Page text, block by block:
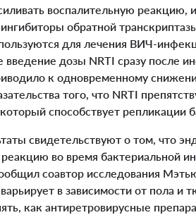
воспалительную реакцию,
обратной
для лечения ВИЧ-
дозы NRTI сразу после
к одновременному
того, что NRTI
способствует репликации
свидетельствуют о том, что
во время бактериальной
соавтор исследования
в зависимости от пола и
как антиретровирусные